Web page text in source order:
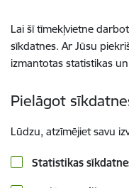
Lai šī tīmekļvietne
sīkdatnes. Ar Jūsu
izmantotas statistikas
Pielāgot
Lūdzu, atzīmējiet savu
Statistikas